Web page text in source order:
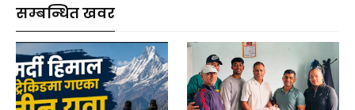
सम्बन्धित खवर